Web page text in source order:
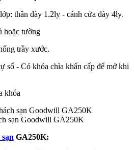
thân dày 1.2ly - cánh cửa dày 4ly.
hoặc tường
trầy xước.
số - Có khóa chìa khẩn cấp để mở khi
khóa
sạn Goodwill GA250K
GA250K: